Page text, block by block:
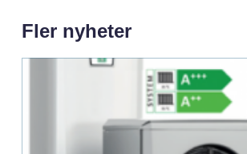
Fler nyheter